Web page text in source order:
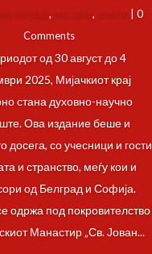
зограф, настани, школа
| 0
Comments
од 30 август до 4
2025, Мијачкиот крај
стана духовно-научно
Ова издание беше и
досега, со учесници и гости
и странство, меѓу кои и
од Белград и Софија.
одржа под покровителство
Манастир „Св. Јован...